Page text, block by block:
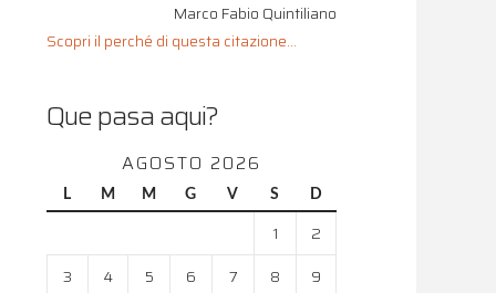
Marco Fabio Quintiliano
Scopri il perché di questa citazione...
Que pasa aqui?
AGOSTO 2026
L M M G V S D
1
2
3
4 5 6 7 8
9